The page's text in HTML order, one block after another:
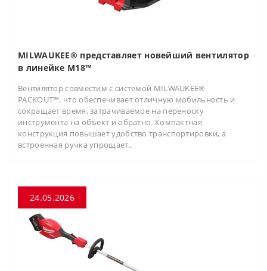
MILWAUKEE® представляет новейший вентилятор
в линейке M18™
Вентилятор совместим с системой MILWAUKEE®
PACKOUT™, что обеспечивает отличную мобильность и
сокращает время, затрачиваемое на переноску
инструмента на объект и обратно. Компактная
конструкция повышает удобство транспортировки, а
встроенная ручка упрощает..
24.05.2026